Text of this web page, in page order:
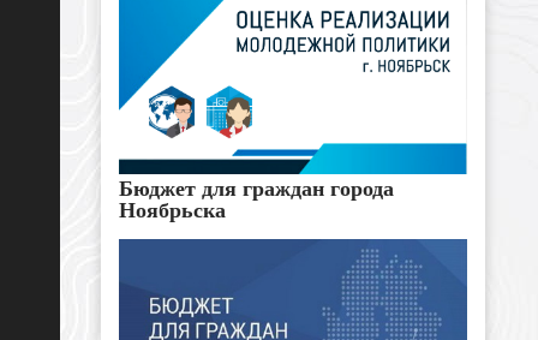
Бюджет для граждан города
Ноябрьска